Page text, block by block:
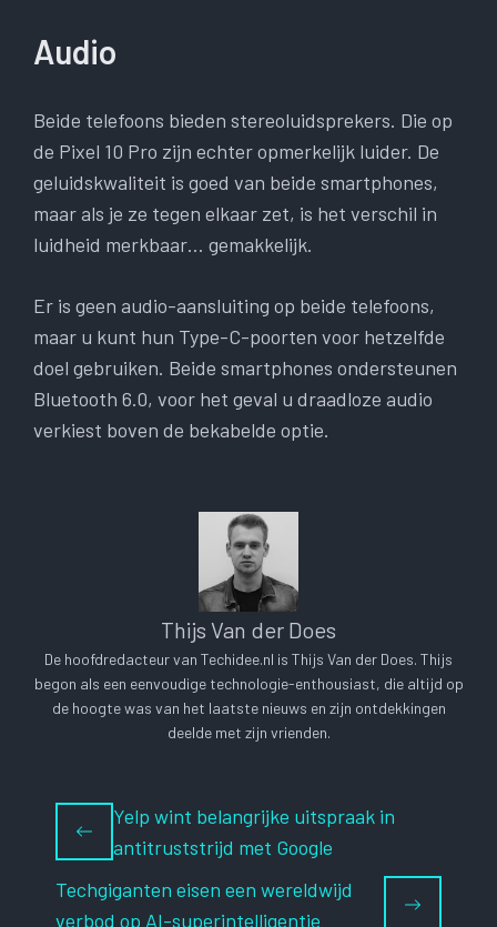
Audio
Beide telefoons bieden stereoluidsprekers. Die op
de Pixel 10 Pro zijn echter opmerkelijk luider. De
geluidskwaliteit is goed van beide smartphones,
maar als je ze tegen elkaar zet, is het verschil in
luidheid merkbaar… gemakkelijk.
Er is geen audio-aansluiting op beide telefoons,
maar u kunt hun Type-C-poorten voor hetzelfde
doel gebruiken. Beide smartphones ondersteunen
Bluetooth 6.0, voor het geval u draadloze audio
verkiest boven de bekabelde optie.
Thijs Van der Does
De hoofdredacteur van Techidee.nl is Thijs Van der Does. Thijs
begon als een eenvoudige technologie-enthousiast, die altijd op
de hoogte was van het laatste nieuws en zijn ontdekkingen
deelde met zijn vrienden.
Yelp wint belangrijke uitspraak in
antitruststrijd met Google
Techgiganten eisen een wereldwijd
verbod op AI-superintelligentie